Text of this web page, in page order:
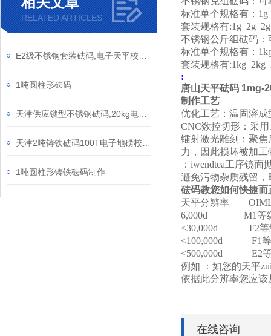
RELATED ARTICLES
1吨圆柱形砝码
1吨圆柱形铸铁砝码制作
标准单个规格有：
套装规格有:1g 2g
不锈钢公斤组砝码
标准单个规格有：
套装规格有:1kg
:
唐山天平砝码 1mg-
制作工艺
优化工艺：温固溶
CNC数控切形：采
镭射激光雕刻：聚
力，因此损坏被加
：iwendtea工序镜
避免污物杂质残留
砝码教您如何快捷
天平分辨率 OIML
6,000d M1等
<30,000d F2等
<100,000d F1等
<500,000d E2
例如 ：如您的天平
依据此分辨率您应
在线咨询